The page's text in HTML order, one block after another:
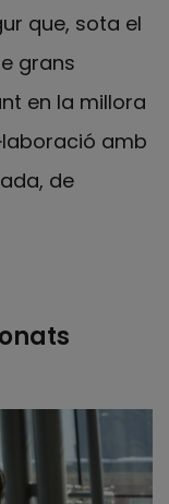
que, sota el
grans
en la millora
amb
de